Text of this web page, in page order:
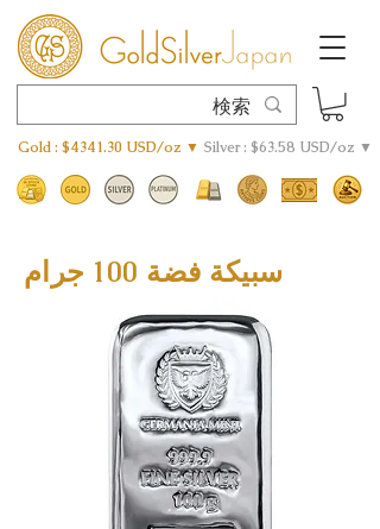
Gold : $4341.30 USD/oz ▼ Silver : $63.58 USD/oz ▼
سبيكة فضة 100 جرام